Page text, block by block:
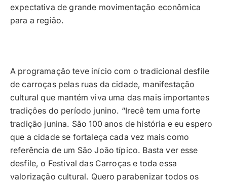
expectativa de grande movimentação econômica
para a região.
A programação teve início com o tradicional desfile
de carroças pelas ruas da cidade, manifestação
cultural que mantém viva uma das mais importantes
tradições do período junino. “Irecê tem uma forte
tradição junina. São 100 anos de história e eu espero
que a cidade se fortaleça cada vez mais como
referência de um São João típico. Basta ver esse
desfile, o Festival das Carroças e toda essa
valorização cultural. Quero parabenizar todos os